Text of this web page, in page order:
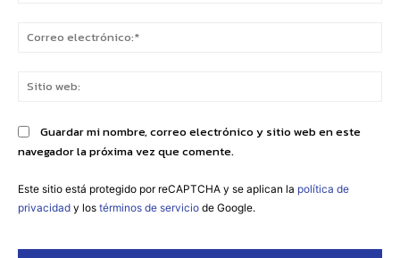
Guardar mi nombre, correo electrónico y sitio web en este
navegador la próxima vez que comente.
Este sitio está protegido por reCAPTCHA y se aplican la política de
privacidad y los términos de servicio de Google.